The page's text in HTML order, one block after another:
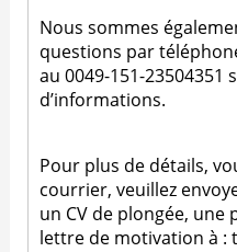
Nous sommes
questions par
au 0049-151-23504351
d’informations.
Pour plus de détails,
courrier, veuillez
un CV de plongée,
lettre de motivation à :